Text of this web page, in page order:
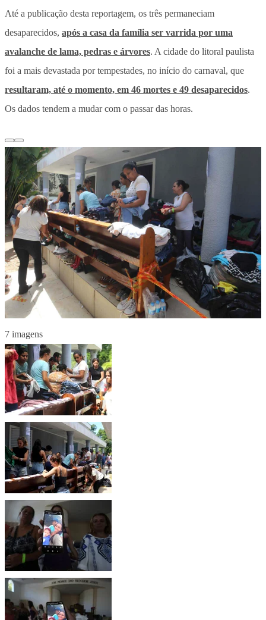
Até a publicação desta reportagem, os três permaneciam
desaparecidos, após a casa da família ser varrida por uma
avalanche de lama, pedras e árvores. A cidade do litoral paulista
foi a mais devastada por tempestades, no início do carnaval, que
resultaram, até o momento, em 46 mortes e 49 desaparecidos.
Os dados tendem a mudar com o passar das horas.
7 imagens